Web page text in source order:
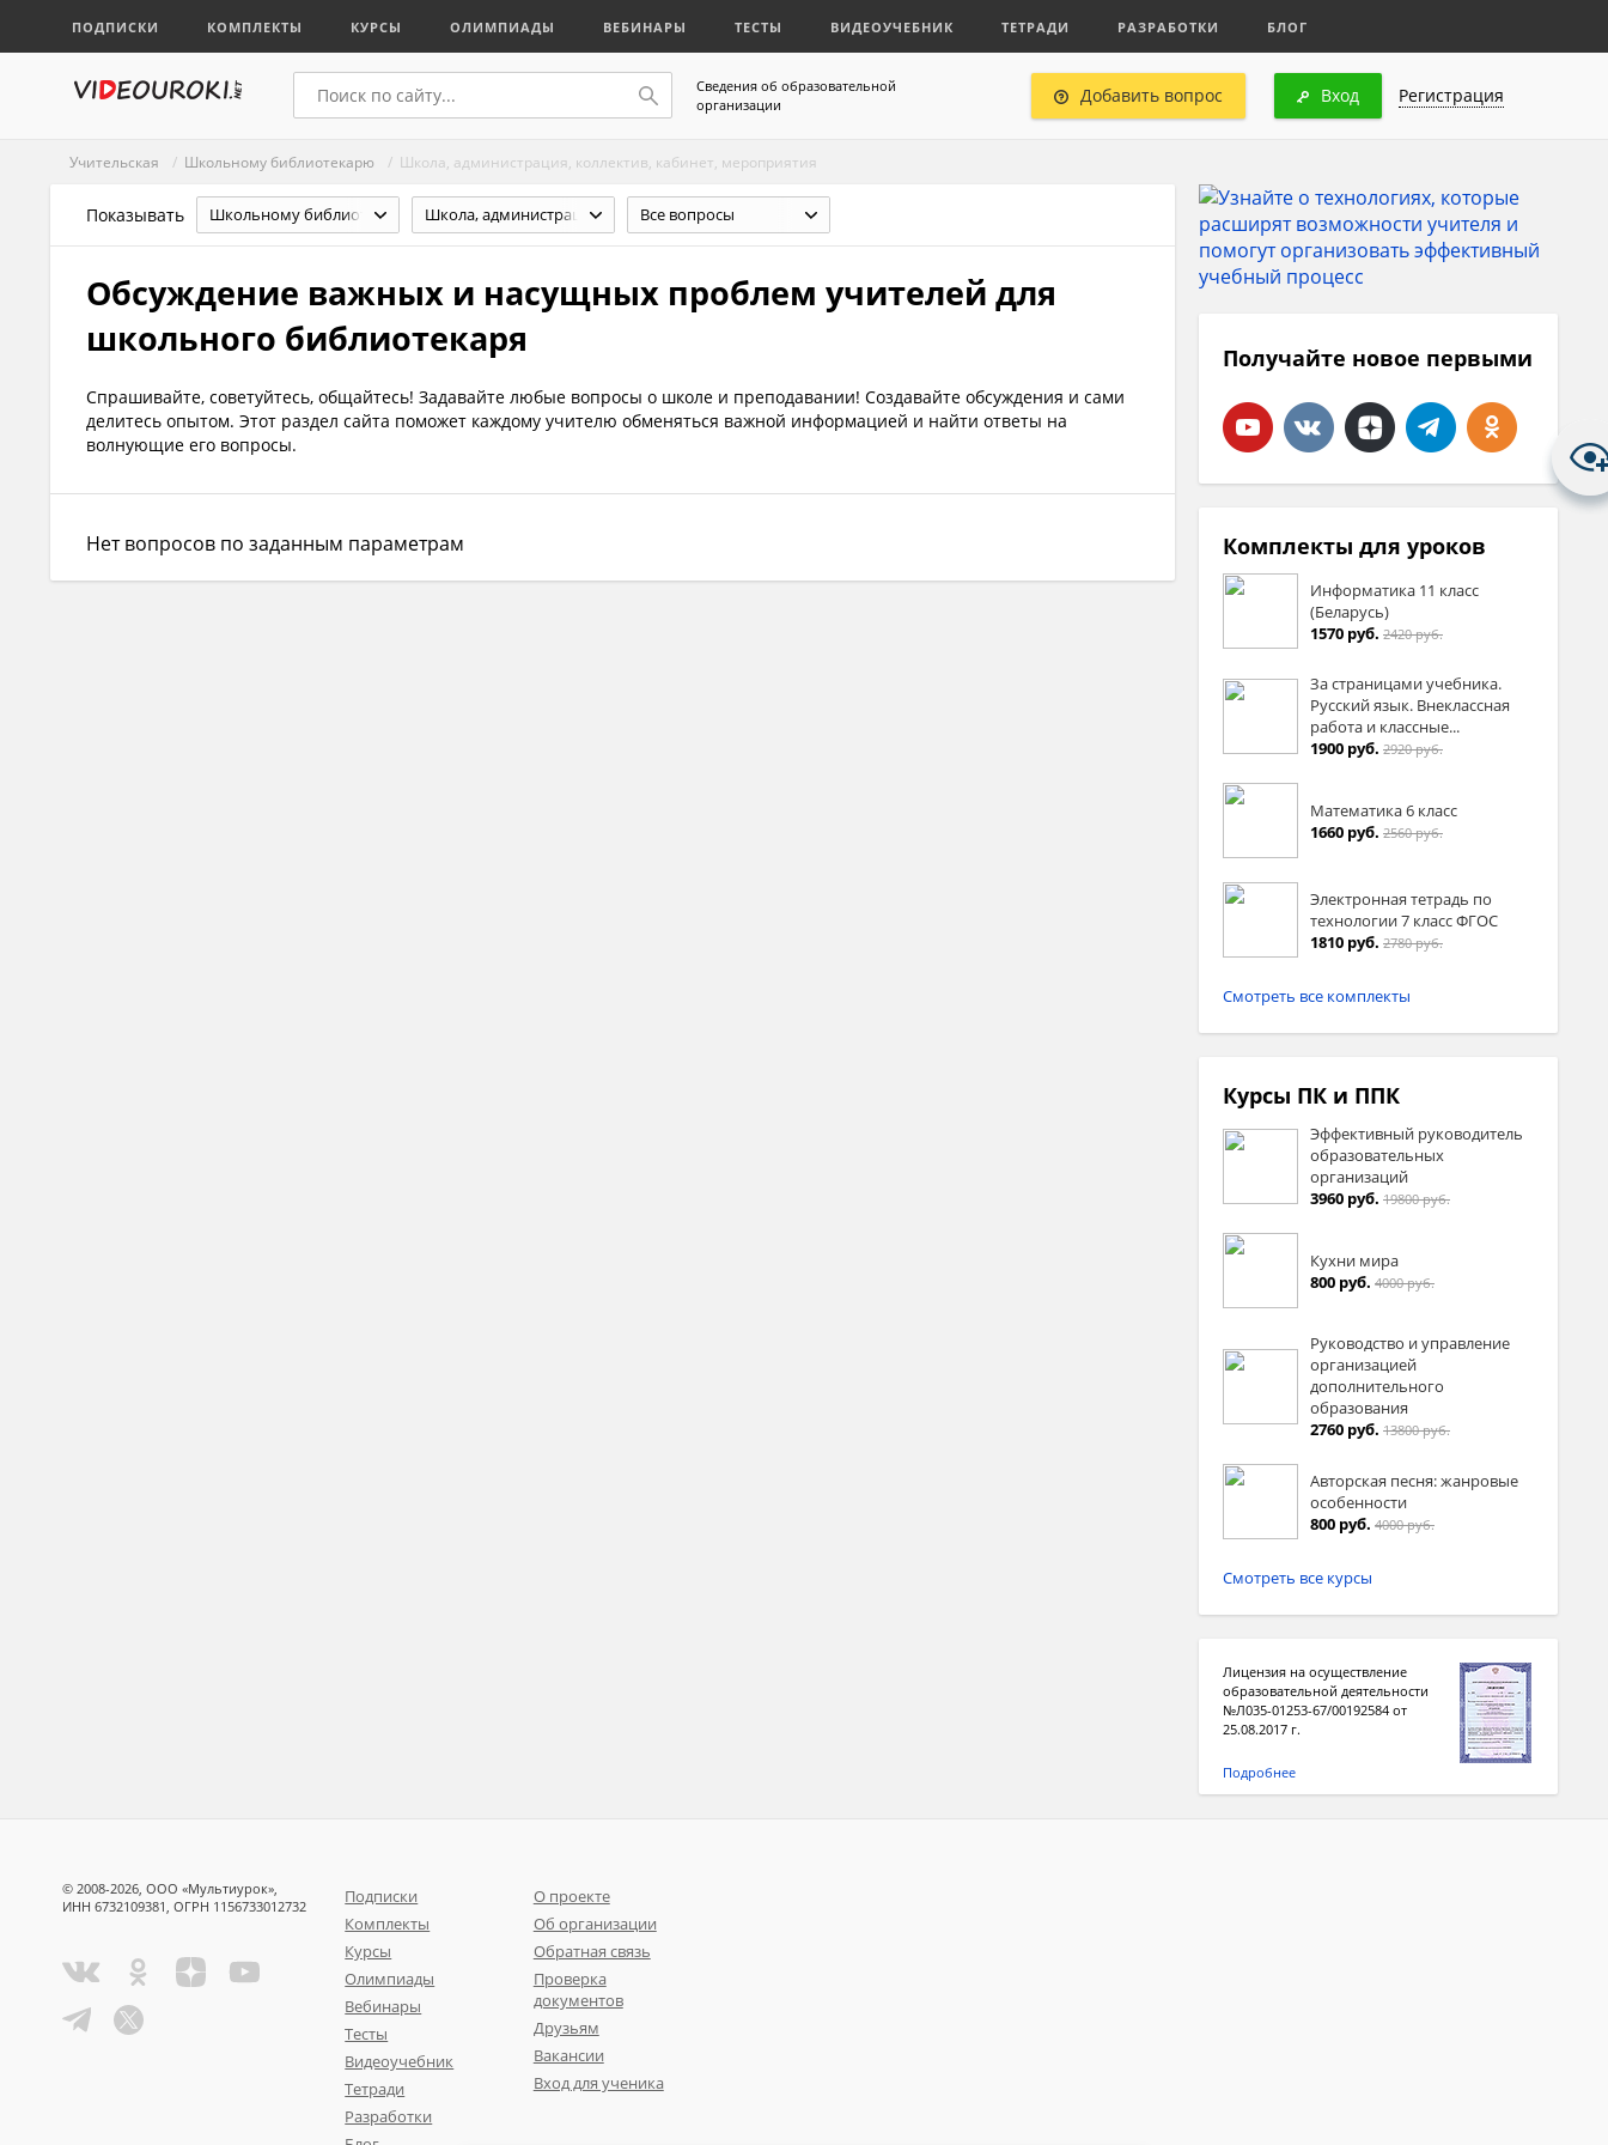
ПОДПИСКИ КОМПЛЕКТЫ КУРСЫ ОЛИМПИАДЫ ВЕБИНАРЫ ТЕСТЫ ВИДЕОУЧЕБНИК ТЕТРАДИ РАЗРАБОТКИ БЛОГ
Сведения об образовательной
организации
Добавить вопрос Вход Регистрация
Учительская / Школьному библиотекарю / Школа, администрация, коллектив, кабинет, мероприятия
Показывать Школьному библиотекарю Школа, администрация, коллектив, кабинет, мероприятия Все вопросы
Обсуждение важных и насущных проблем учителей для
школьного библиотекаря
Спрашивайте, советуйтесь, общайтесь! Задавайте любые вопросы о школе и преподавании! Создавайте обсуждения и сами
делитесь опытом. Этот раздел сайта поможет каждому учителю обменяться важной информацией и найти ответы на
волнующие его вопросы.
Нет вопросов по заданным параметрам
Получайте новое первыми
Комплекты для уроков
Информатика 11 класс
(Беларусь)
1570 руб. 2420 руб.
За страницами учебника.
Русский язык. Внеклассная
работа и классные...
1900 руб. 2920 руб.
Математика 6 класс
1660 руб. 2560 руб.
Электронная тетрадь по
технологии 7 класс ФГОС
1810 руб. 2780 руб.
Смотреть все комплекты
Курсы ПК и ППК
Эффективный руководитель
образовательных
организаций
3960 руб. 19800 руб.
Кухни мира
800 руб. 4000 руб.
Руководство и управление
организацией
дополнительного
образования
2760 руб. 13800 руб.
Авторская песня: жанровые
особенности
800 руб. 4000 руб.
Смотреть все курсы
Лицензия на осуществление
образовательной деятельности
№Л035-01253-67/00192584 от
25.08.2017 г.
Подробнее
© 2008-2026, ООО «Мультиурок»,
ИНН 6732109381, ОГРН 1156733012732
Подписки
Комплекты
Курсы
Олимпиады
Вебинары
Тесты
Видеоучебник
Тетради
Разработки
О проекте
Об организации
Обратная связь
Проверка
документов
Друзьям
Вакансии
Вход для ученика